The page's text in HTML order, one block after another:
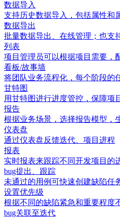
数据导入
支持历史数据导入，包括属性和
数据导出
批量数据导出、在线管理；也支
列表
项目管理员可以根据项目需要，
看板/故事墙
将团队业务流程化，每个阶段的
甘特图
用甘特图进行进度管控，保障项
报告
根据业务场景，选择报告模型，
仪表盘
通过仪表盘反馈迭代、项目进程
报表
实时报表来跟踪不同开发项目的
bug提出、跟踪
未通过的用例可快速创建缺陷任
设置优先级
根据不同的缺陷紧急和重要程度
bug关联至迭代